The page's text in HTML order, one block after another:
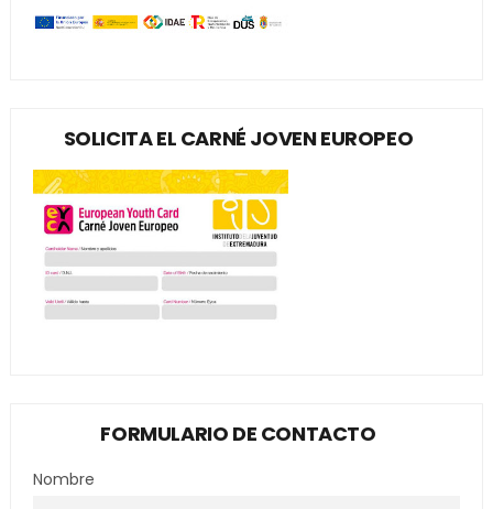
SOLICITA EL CARNÉ JOVEN EUROPEO
FORMULARIO DE CONTACTO
Nombre